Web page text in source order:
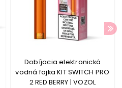
Dobíjacia elektronická
vodná fajka KIT SWITCH PRO
2 RED BERRY | VOZOL